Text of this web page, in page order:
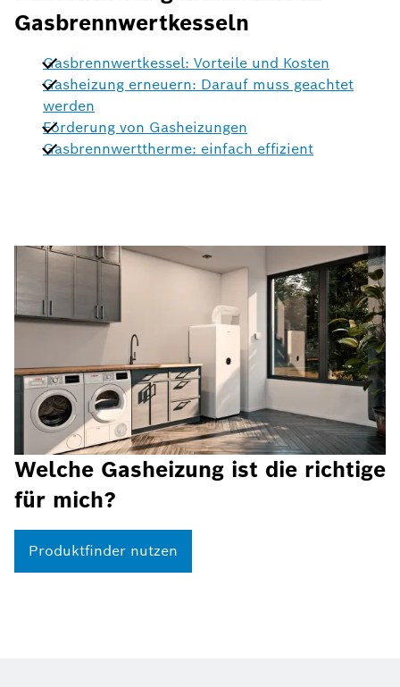
Gasbrennwertkesseln
Gasbrennwertkessel: Vorteile und Kosten
Gasheizung erneuern: Darauf muss geachtet
werden
Förderung von Gasheizungen
Gasbrennwerttherme: einfach effizient
Welche Gasheizung ist die richtige
für mich?
Produktfinder nutzen